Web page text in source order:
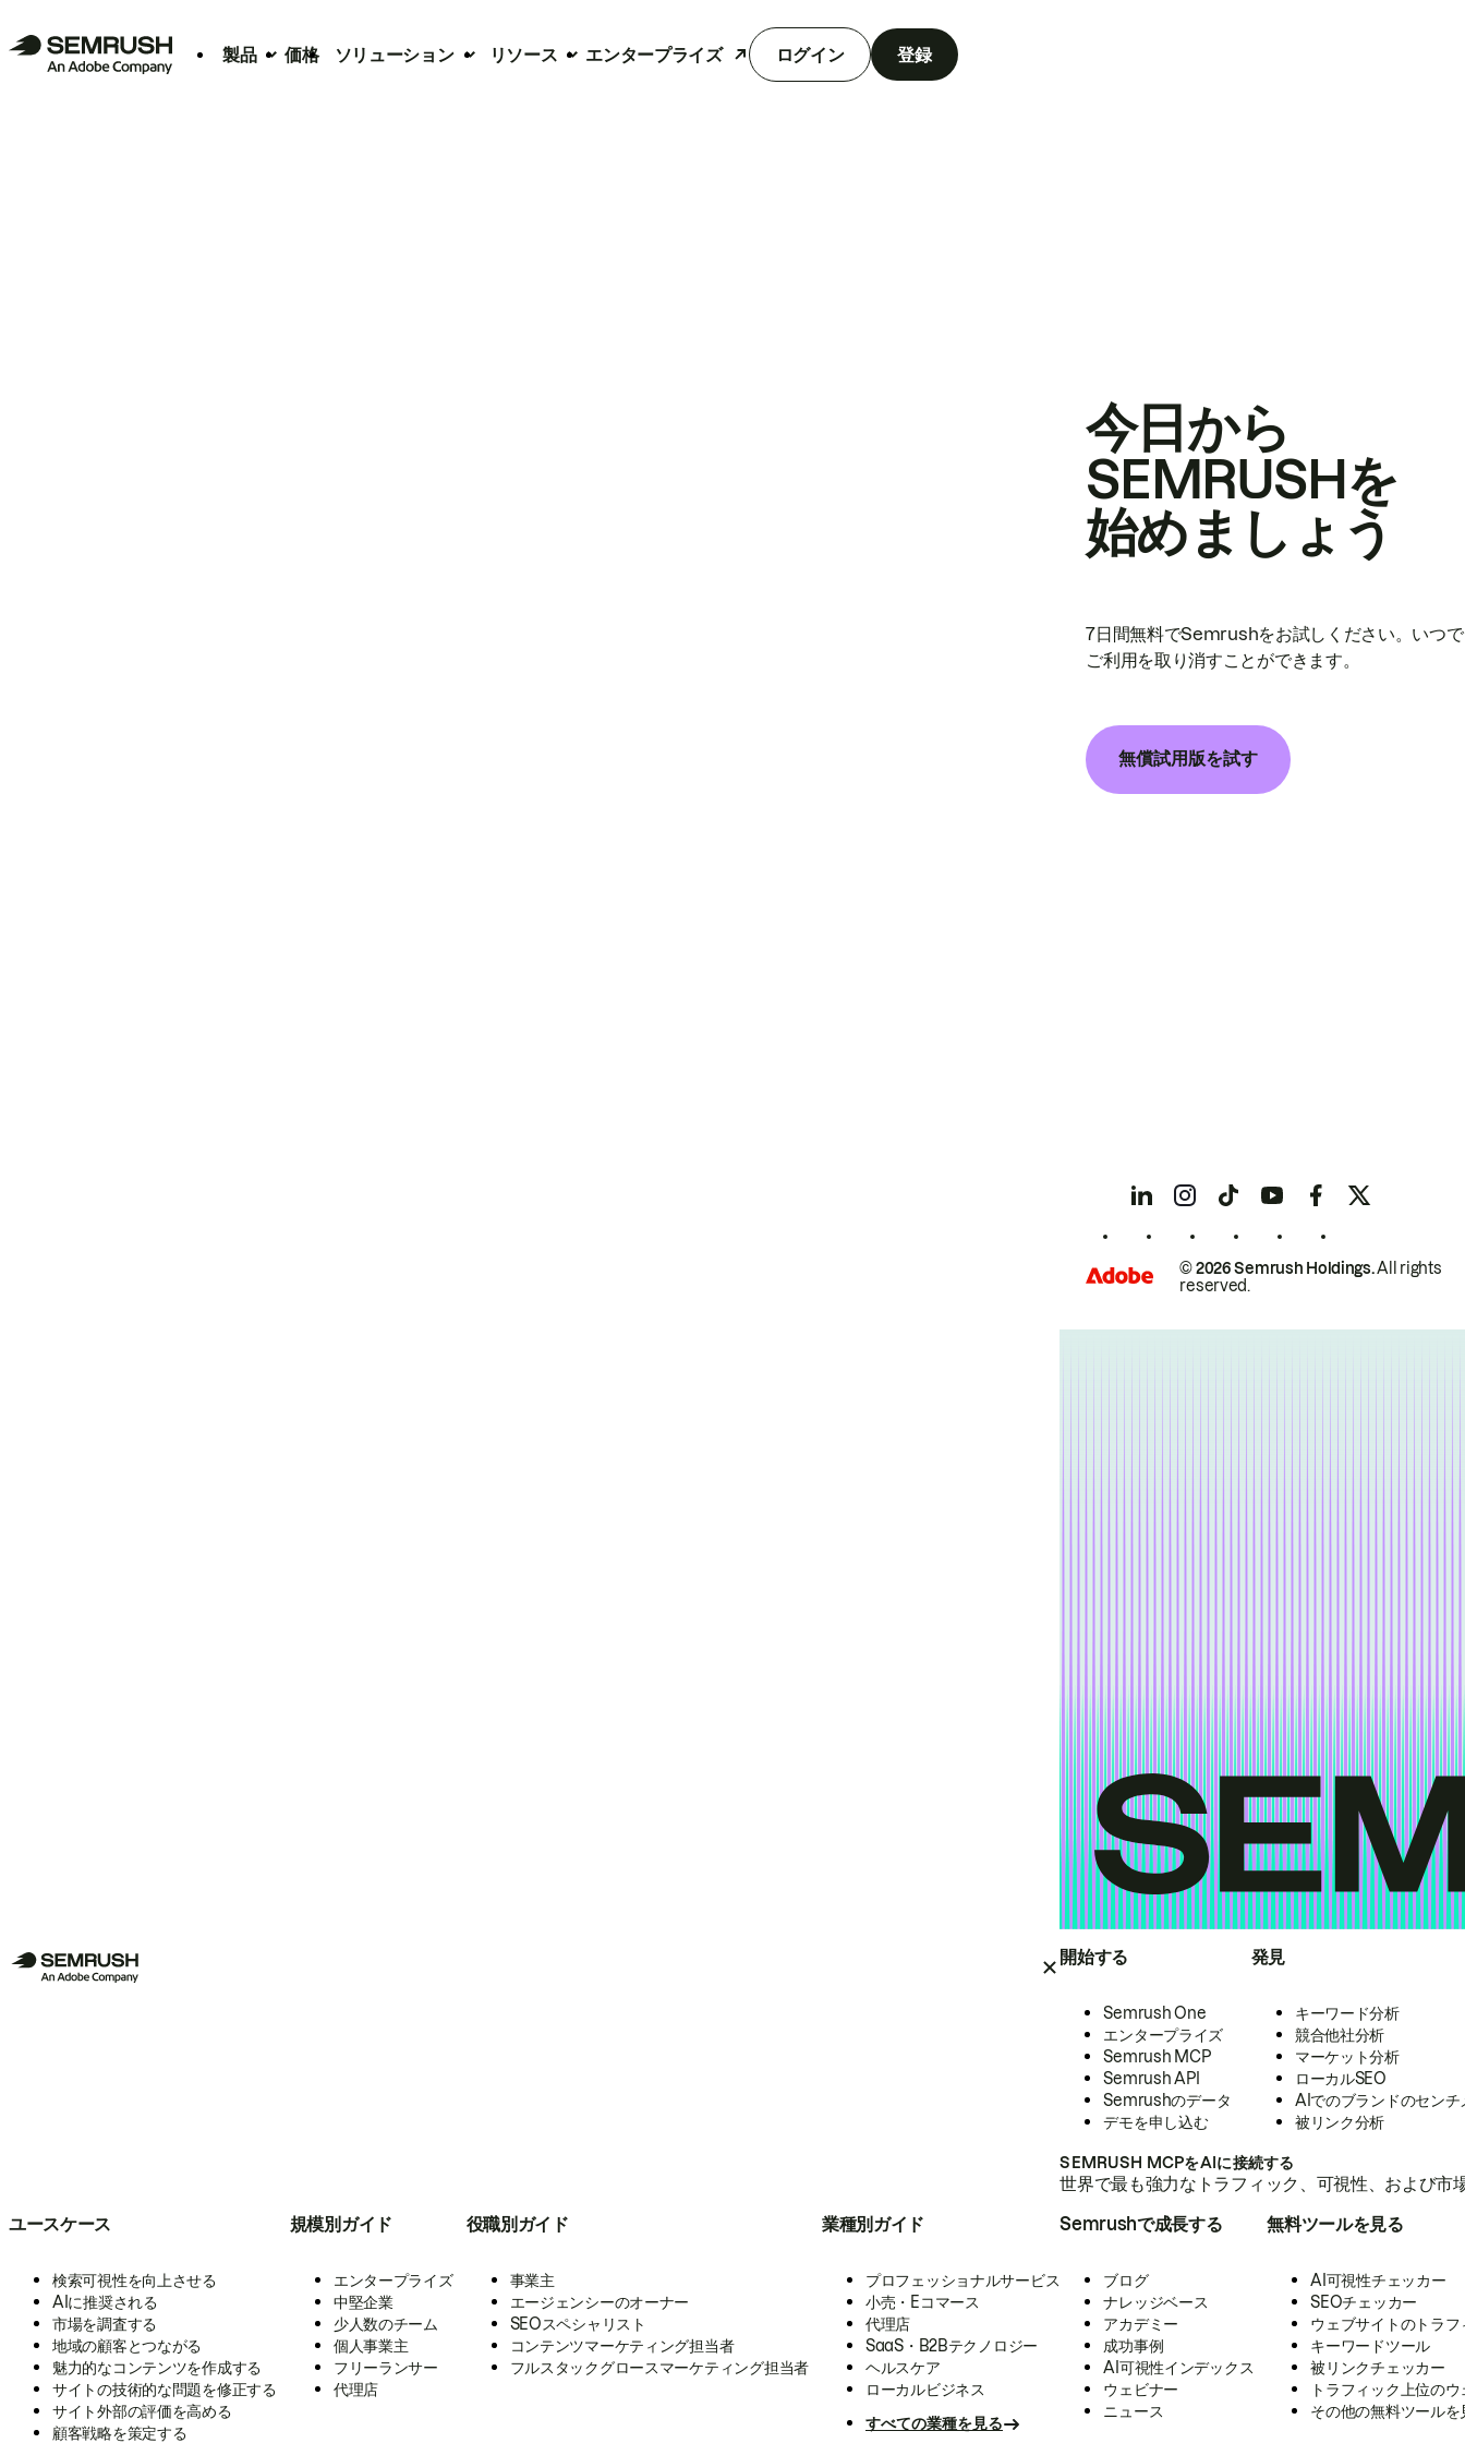
製品 価格 ソリューション リソース エンタープライズ ログイン 登録
開始する
Semrush One
エンタープライズ
Semrush MCP
Semrush API
Semrushのデータ
デモを申し込む
発見
キーワード分析
競合他社分析
マーケット分析
ローカルSEO
AIでのブランドのセンチ
被リンク分析
SEMRUSH MCPをAIに接続する
世界で最も強力なトラフィック、可視性、および
ユースケース
検索可視性を向上させる
AIに推奨される
市場を調査する
地域の顧客とつながる
魅力的なコンテンツを作成する
サイトの技術的な問題を修正する
サイト外部の評価を高める
顧客戦略を策定する
規模別ガイド
エンタープライズ
中堅企業
少人数のチーム
個人事業主
フリーランサー
代理店
役職別ガイド
事業主
エージェンシーのオーナー
SEOスペシャリスト
コンテンツマーケティング担当者
フルスタックグロースマーケティング担当者
業種別ガイド
プロフェッショナルサービス
小売・Eコマース
代理店
SaaS・B2Bテクノロジー
ヘルスケア
ローカルビジネス
すべての業種を見る
Semrushで成長する
ブログ
ナレッジベース
アカデミー
成功事例
AI可視性インデックス
ウェビナー
ニュース
無料ツールを見る
AI可視性チェッカー
SEOチェッカー
ウェブサイトのトラ
キーワードツール
被リンクチェッカー
トラフィック上位の
その他の無料ツールを
今日から
SEMRUSHを
始めましょう
7日間無料でSemrushをお試しください。いつ
ご利用を取り消すことができます。
無償試用版を試す
© 2026 Semrush Holdings.All rights
reserved.